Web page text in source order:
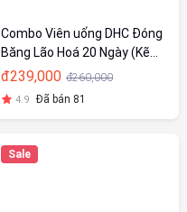
Combo Viên uống DHC Đóng
Băng Lão Hoá 20 Ngày (Kẽm
& Collagen)
đ239,000 đ260,000
4.9 Đã bán 81
Sale